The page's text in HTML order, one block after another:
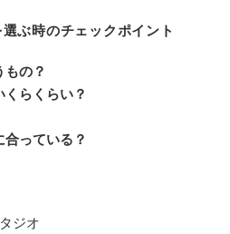
ぶ時のチェックポイント
もの？
くらくらい？
合っている？
ジオ